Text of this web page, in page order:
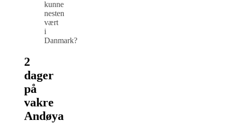
kunne
nesten
vært
i
Danmark?
2
dager
på
vakre
Andøya